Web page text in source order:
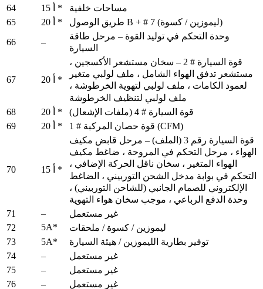
64
15 أ *
مساحات خلفية
65
20 أ *
طريق الوصول B + # 7 (ليموزين / كسوة)
66
–
وحدة التحكم في توليد القوة – مرحل طاقة
السيارة
67 20 أ *
قوة السيارة # 2 – سخان مستشعر الأكسجين ،
مستشعر تدفق الهواء الشامل ، ملف لولبي متغير
لعمود الكامات ، ملف لولبي لتهوية الخرطوشة ،
ملف لولبي لتنظيف الخرطوشة
68
20 أ *
قوة السيارة # 4 (ملفات الإشعال)
69
20 أ * قوة حصان المركبة # 1 (CFM)
70 15 أ *
قوة السيارة رقم 3 (الملف) – مرحل قابض مكيف
الهواء ، مرحل التحكم في المروحة ، ضاغط مكيف
الهواء المتغير ، سخان ناقل الحركة الإضافي ،
التحكم في بوابة مدخل الشحن التوربيني ، الضاغط
الإلكتروني للصمام الجانبي (للشاحن التوربيني) ،
وحدة الدفع الرباعي ، موجب سخان هواء التهوية
71
–
غير مستعمل
72
5A*
ليموزين / كسوة / ملحقات
73
5A*
توفير بطارية الليموزين / هيئة السيارة
74
–
غير مستعمل
75
–
غير مستعمل
76
–
غير مستعمل